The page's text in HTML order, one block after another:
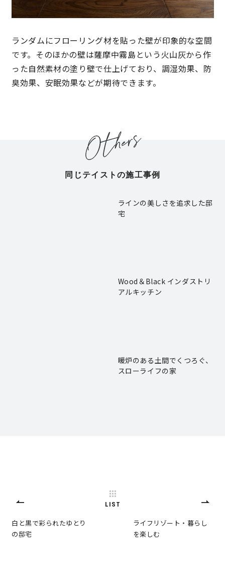
ランダムにフローリング材を貼った壁が印象的な空間
です。そのほかの壁は薩摩中霧島という火山灰から作
った自然素材の塗り壁で仕上げており、調湿効果、防
臭効果、安眠効果などが期待できます。
同じテイストの施工事例
ラインの美しさを追求した邸
宅
Wood＆Black インダストリ
アルキッチン
暖炉のある土間でくつろぐ、
スローライフの家
白と黒で彩られたゆとり
の邸宅
LIST
ライフリゾート・暮らし
を楽しむ